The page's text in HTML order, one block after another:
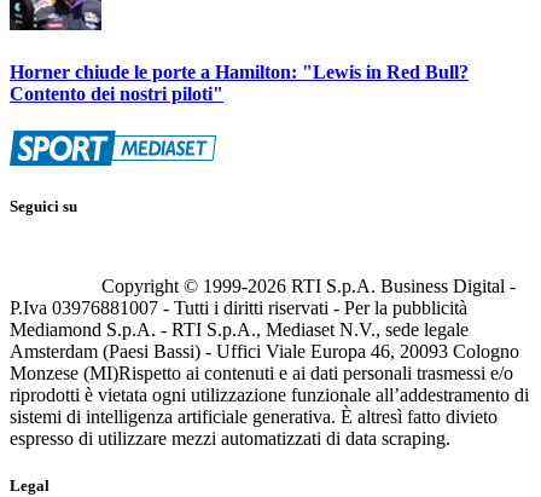
Horner chiude le porte a Hamilton: "Lewis in Red Bull?
Contento dei nostri piloti"
Seguici su
Copyright © 1999-2026 RTI S.p.A. Business Digital -
P.Iva 03976881007 - Tutti i diritti riservati - Per la pubblicità
Mediamond S.p.A. - RTI S.p.A., Mediaset N.V., sede legale
Amsterdam (Paesi Bassi) - Uffici Viale Europa 46, 20093 Cologno
Monzese (MI)Rispetto ai contenuti e ai dati personali trasmessi e/o
riprodotti è vietata ogni utilizzazione funzionale all’addestramento di
sistemi di intelligenza artificiale generativa. È altresì fatto divieto
espresso di utilizzare mezzi automatizzati di data scraping.
Legal